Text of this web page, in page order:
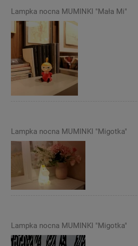
Lampka nocna MUMINKI "Mała Mi"
Lampka nocna MUMINKI "Migotka"
Lampka nocna MUMINKI "Migotka"